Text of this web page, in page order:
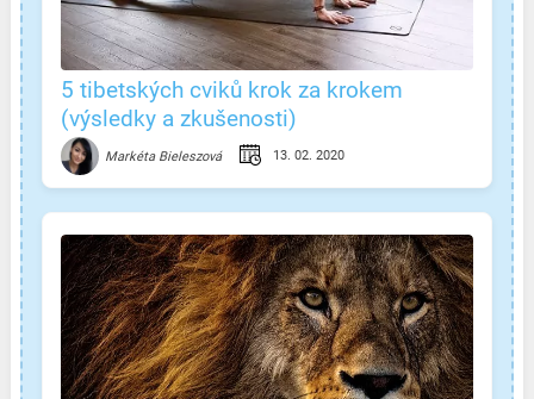
5 tibetských cviků krok za krokem
(výsledky a zkušenosti)
Markéta Bieleszová 13. 02. 2020